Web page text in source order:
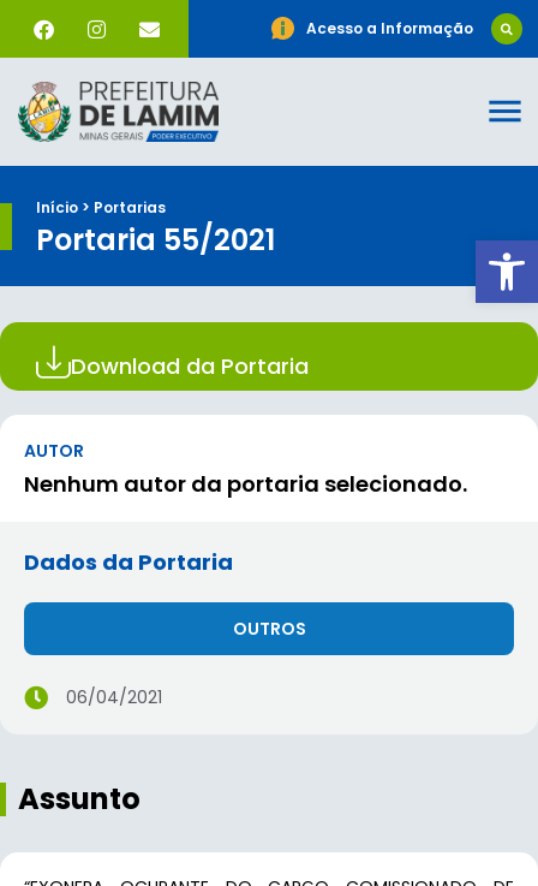
Acesso a Informação
Início > Portarias
Portaria 55/2021
Download da Portaria
AUTOR
Nenhum autor da portaria selecionado.
Dados da Portaria
OUTROS
06/04/2021
Assunto